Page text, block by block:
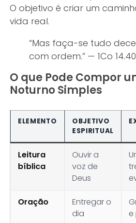
O objetivo é criar um
vida real.
“Mas faça-se tudo
com ordem.” — 1Co
O que Pode Compor
Noturno Simples
ELEMENTO
OBJETIVO
ESPIRITUAL
Leitura
bíblica
Ouvir a
voz de
Deus
Oração
Entregar o
dia
e